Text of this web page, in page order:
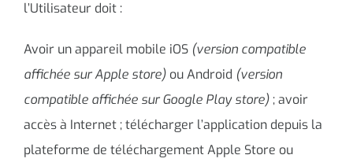
l’Utilisateur doit :
Avoir un appareil mobile iOS (version compatible
affichée sur Apple store)ou Android (version
compatible affichée sur Google Play store); avoir
accès à Internet ; télécharger l’application depuis la
plateforme de téléchargement Apple Store ou